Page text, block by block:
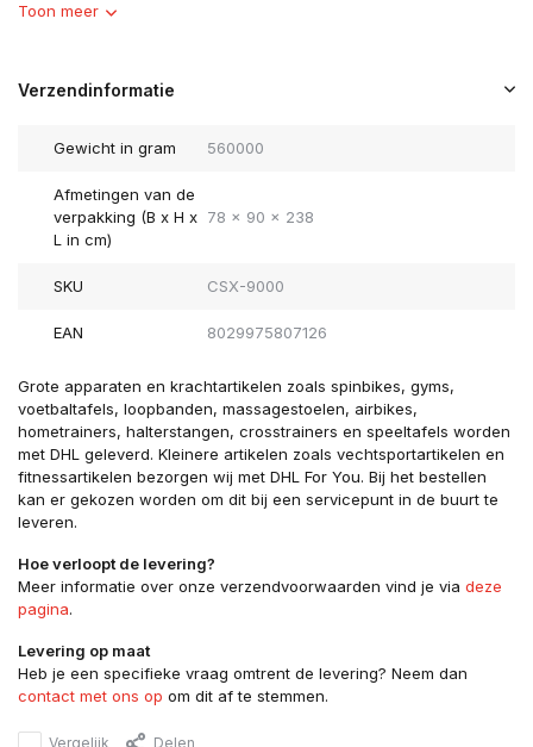
Toon meer
Verzendinformatie
Gewicht in gram 560000
Afmetingen van de
verpakking (B x H x
L in cm)
78 x 90 x 238
SKU CSX-9000
EAN 8029975807126
Grote apparaten en krachtartikelen zoals spinbikes, gyms,
voetbaltafels, loopbanden, massagestoelen, airbikes,
hometrainers, halterstangen, crosstrainers en speeltafels worden
met DHL geleverd. Kleinere artikelen zoals vechtsportartikelen en
fitnessartikelen bezorgen wij met DHL For You. Bij het bestellen
kan er gekozen worden om dit bij een servicepunt in de buurt te
leveren.
Hoe verloopt de levering?
Meer informatie over onze verzendvoorwaarden vind je via deze
pagina.
Levering op maat
Heb je een specifieke vraag omtrent de levering? Neem dan
contact met ons op om dit af te stemmen.
Vergelijk Delen